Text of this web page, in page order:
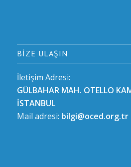
BIZE ULAŞIN
İletişim Adresi:
GÜLBAHAR MAH. OTELLO
İSTANBUL
Mail adresi: bilgi@oced.org.tr